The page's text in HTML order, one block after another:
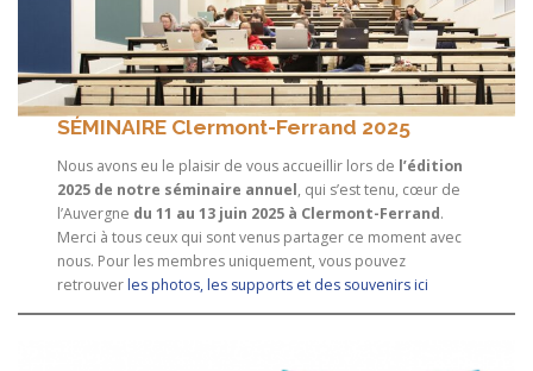
SÉMINAIRE Clermont-Ferrand 2025
Nous avons eu le plaisir de vous accueillir lors de l’édition
2025 de notre séminaire annuel, qui s’est tenu, cœur de
l’Auvergne du 11 au 13 juin 2025 à Clermont-Ferrand.
Merci à tous ceux qui sont venus partager ce moment avec
nous. Pour les membres uniquement, vous pouvez
retrouverles photos, les supports et des souvenirs ici